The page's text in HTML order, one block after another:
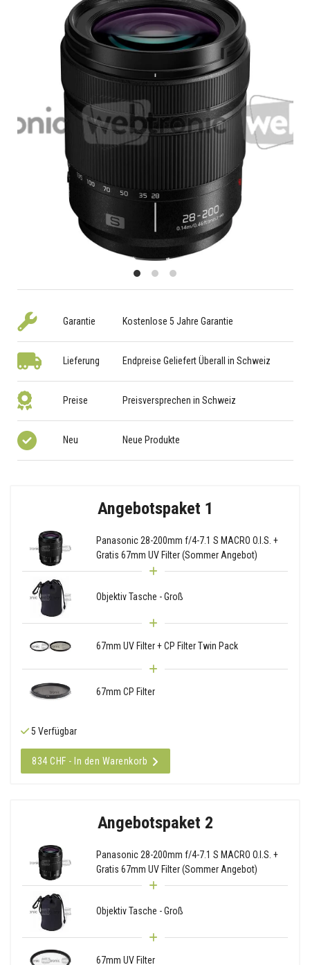
Garantie Kostenlose 5 Jahre Garantie
Lieferung Endpreise Geliefert Überall in Schweiz
Preise Preisversprechen in Schweiz
Neu Neue Produkte
Angebotspaket 1
Panasonic 28-200mm f/4-7.1 S MACRO O.I.S. +
Gratis 67mm UV Filter (Sommer Angebot)
Objektiv Tasche - Groß
67mm UV Filter + CP Filter Twin Pack
67mm CP Filter
5 Verfügbar
834 CHF - In den Warenkorb
Angebotspaket 2
Panasonic 28-200mm f/4-7.1 S MACRO O.I.S. +
Gratis 67mm UV Filter (Sommer Angebot)
Objektiv Tasche - Groß
67mm UV Filter